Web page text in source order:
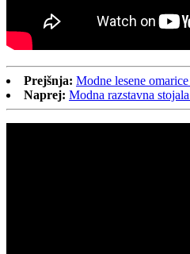
Prejšnja: Modne lesene
Naprej: Modna razstavna